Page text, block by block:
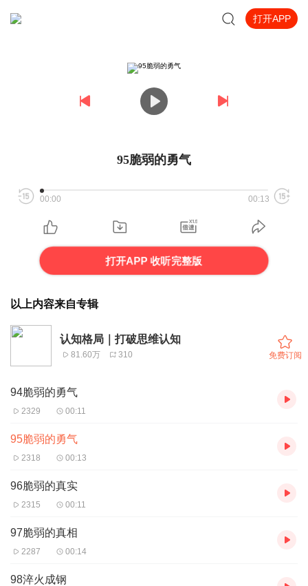
打开APP
95脆弱的勇气
00:00 00:13
打开APP 收听完整版
以上内容来自专辑
认知格局｜打破思维认知
81.60万 310 免费订阅
94脆弱的勇气
2329 00:11
95脆弱的勇气
2318 00:13
96脆弱的真实
2315 00:11
97脆弱的真相
2287 00:14
98淬火成钢